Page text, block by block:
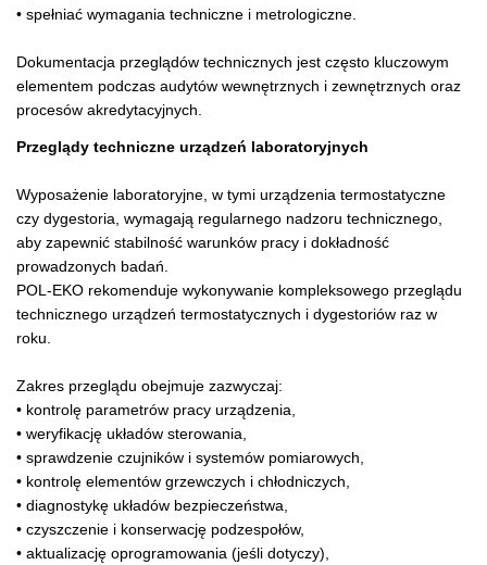
• spełniać wymagania techniczne i metrologiczne.
Dokumentacja przeglądów technicznych jest często kluczowym
elementem podczas audytów wewnętrznych i zewnętrznych oraz
procesów akredytacyjnych.
Przeglądy techniczne urządzeń laboratoryjnych
Wyposażenie laboratoryjne, w tymi urządzenia termostatyczne
czy dygestoria, wymagają regularnego nadzoru technicznego,
aby zapewnić stabilność warunków pracy i dokładność
prowadzonych badań.
POL-EKO rekomenduje wykonywanie kompleksowego przeglądu
technicznego urządzeń termostatycznych i dygestoriów raz w
roku.
Zakres przeglądu obejmuje zazwyczaj:
• kontrolę parametrów pracy urządzenia,
• weryfikację układów sterowania,
• sprawdzenie czujników i systemów pomiarowych,
• kontrolę elementów grzewczych i chłodniczych,
• diagnostykę układów bezpieczeństwa,
• czyszczenie i konserwację podzespołów,
• aktualizację oprogramowania (jeśli dotyczy),